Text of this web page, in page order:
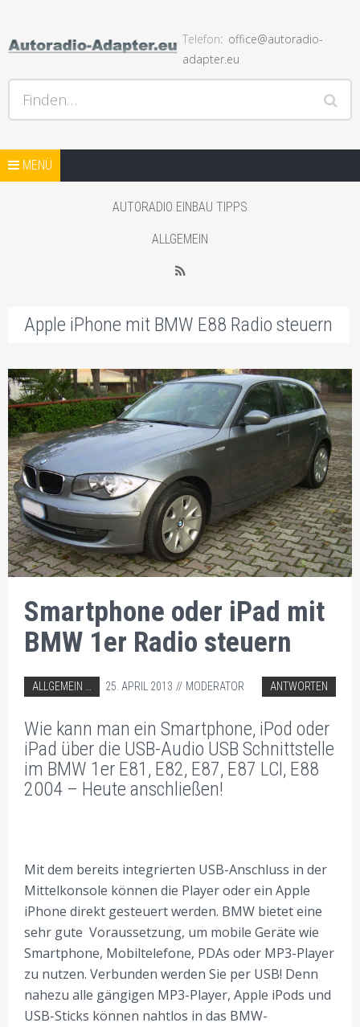
Hilfe bei Autoradios und der Installation und andere Hifi
Probleme, Radio Einbauhilfe und Anleitungen
Telefon
office@autoradio-
adapter.eu
Finden…
Springe zum Inhalt
MENÜ
AUTORADIO ADAPTER SHOP
AUTORADIO EINBAU TIPPS
ALLGEMEIN
RSS
Apple iPhone mit BMW E88 Radio steuern
Smartphone oder iPad mit
BMW 1er Radio steuern
ABGELEGT IN:
ALLGEMEIN
BMW AUTORADIO EINBAU TIPPS
25. APRIL 2013 MODERATOR ANTWORTEN
Wie kann man ein Smartphone, iPod oder
iPad über die USB-Audio USB Schnittstelle
im BMW 1er E81, E82, E87, E87 LCI, E88
2004 – Heute anschließen!
Mit dem bereits integrierten USB-Anschluss in der
Mittelkonsole können die Player oder ein Apple
iPhone direkt gesteuert werden. BMW bietet eine
sehr gute Voraussetzung, um mobile Geräte wie
Smartphone, Mobiltelefone, PDAs oder MP3-Player
zu nutzen. Verbunden werden Sie per USB! Denn
nahezu alle gängigen MP3-Player, Apple iPods und
USB-Sticks können nahtlos in das BMW-